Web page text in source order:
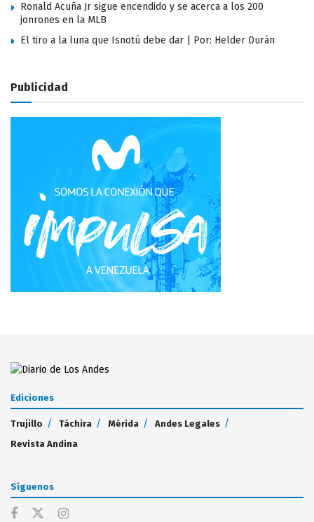
Ronald Acuña Jr sigue encendido y se acerca a los 200
jonrones en la MLB
El tiro a la luna que Isnotú debe dar | Por: Helder Durán
Publicidad
Ediciones
Trujillo Táchira Mérida
Andes Legales
Revista Andina
Síguenos